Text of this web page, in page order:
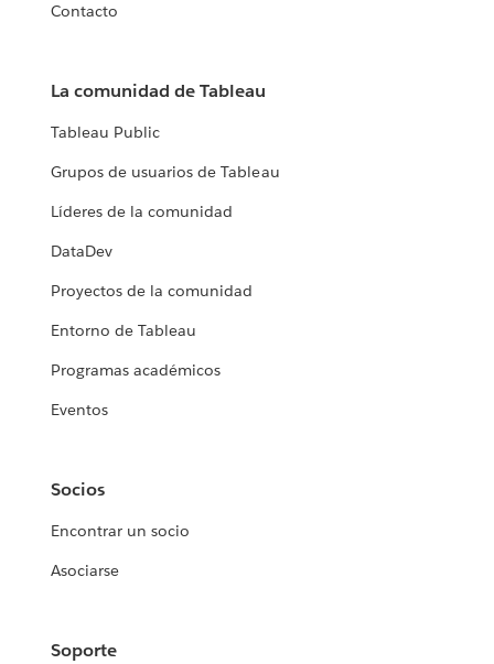
Contacto
La comunidad de Tableau
Tableau Public
Grupos de usuarios de Tableau
Líderes de la comunidad
DataDev
Proyectos de la comunidad
Entorno de Tableau
Programas académicos
Eventos
Socios
Encontrar un socio
Asociarse
Soporte